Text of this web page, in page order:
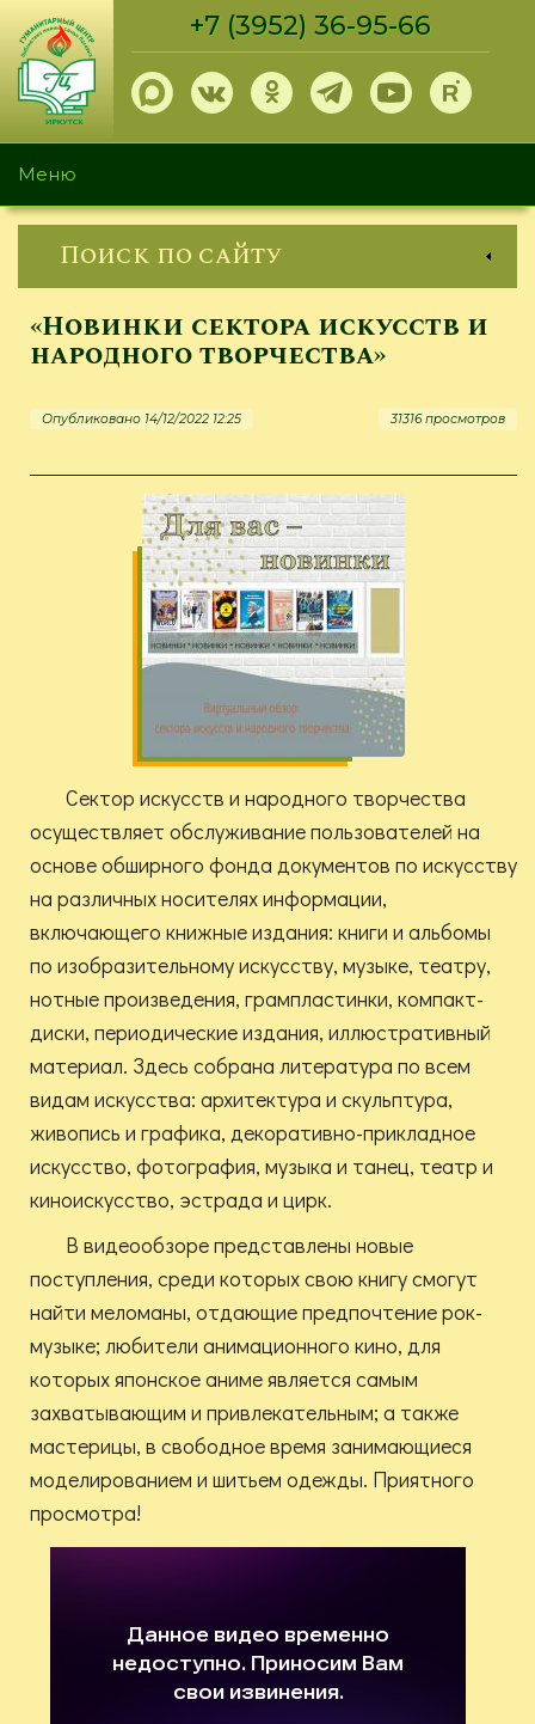
Перейти
основному
содержанию
+7 (3952) 36-95-66
Меню
Поиск по сайту
«Новинки сектора искусств и
народного творчества»
Опубликовано 14/12/2022 12:25 31316 просмотров
Сектор искусств и народного творчества
осуществляет обслуживание пользователей на
основе обширного фонда документов по искусству
на различных носителях информации,
включающего книжные издания: книги и альбомы
по изобразительному искусству, музыке, театру,
нотные произведения, грампластинки, компакт-
диски, периодические издания, иллюстративный
материал. Здесь собрана литература по всем
видам искусства: архитектура и скульптура,
живопись и графика, декоративно-прикладное
искусство, фотография, музыка и танец, театр и
киноискусство, эстрада и цирк.
В видеообзоре представлены новые
поступления, среди которых свою книгу смогут
найти меломаны, отдающие предпочтение рок-
музыке; любители анимационного кино, для
которых японское аниме является самым
захватывающим и привлекательным; а также
мастерицы, в свободное время занимающиеся
моделированием и шитьем одежды. Приятного
просмотра!